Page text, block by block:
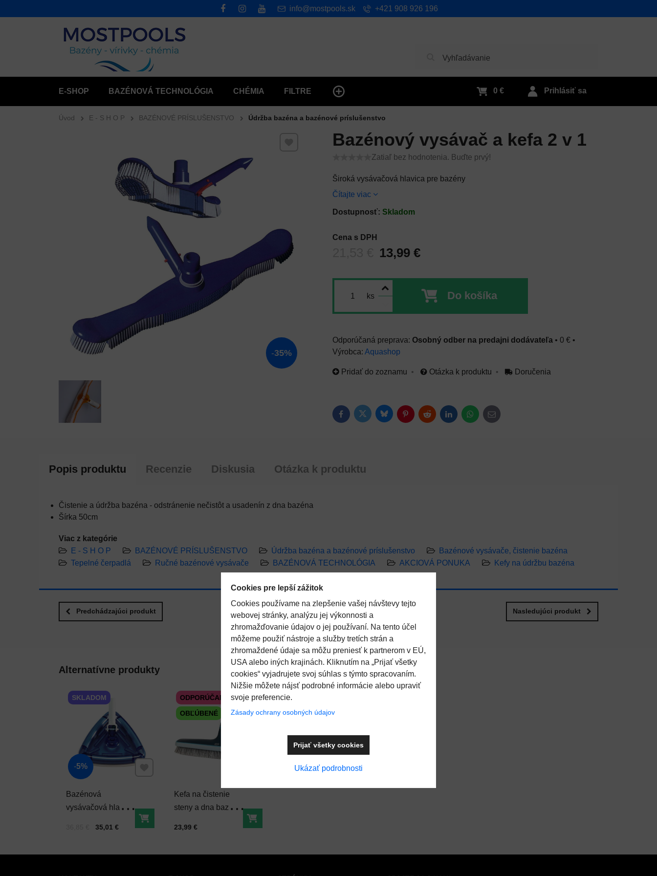
E-SHOP BAZÉNOVÁ TECHNOLÓGIA CHÉMIA FILTRE Prihlásiť sa
0 €
info@mostpools.sk +421 908 926 196
Úvod E - S H O P BAZÉNOVÉ PRÍSLUŠENSTVO Údržba bazéna a bazénové príslušenstvo
Bazénový vysávač a kefa 2 v 1
Široká vysávačová hlavica pre bazény
Čítajte viac
Zatiaľ bez hodnotenia. Buďte prvý!
35%
Pridať k Obľúbeným
Dostupnosť: Skladom
Cena s DPH
13,99 €
Pred zľavou:
ks Do košíka
Osobný odber na predajni dodávateľa• 0 € •
Výrobca: Aquashop
Pridať do zoznamu Otázka k produktu Doručenia
FacebookTwitterBlueskyPinterestRedditLinkedInWhatsApp
E-mail
Popis produktu Recenzie Diskusia Otázka k produktu
Čistenie a údržba bazéna - odstránenie nečistôt a usadenín z dna bazéna
Šírka 50cm
Viac z kategórie
E - S H O P
BAZÉNOVÉ PRÍSLUŠENSTVO Údržba bazéna a bazénové príslušenstvo
Bazénové vysávače, čistenie bazéna
Tepelné čerpadlá
Ručné bazénové vysávače BAZÉNOVÁ TECHNOLÓGIA AKCIOVÁ PONUKA Kefy na údržbu bazéna
Predchádzajúci produkt Nasledujúci produkt
Alternatívne produkty
Bazénová
vysávačová hlavica
Cena s DPH35,01 €
Pred zľavou: Do košíka
SKLADOM
5% Pridať k Obľúbeným
Kefa na čistenie
steny a dna bazéna,
Cena s DPH
23,99 € Do košíka
ODPORÚČAME
OBĽÚBENÉ
Pridať k Obľúbeným
Cookies pre lepší zážitok
Cookies používame na zlepšenie vašej návštevy tejto
webovej stránky, analýzu jej výkonnosti a
zhromažďovanie údajov o jej používaní. Na tento účel
môžeme použiť nástroje a služby tretích strán a
zhromaždené údaje sa môžu preniesť k partnerom v EÚ,
USA alebo iných krajinách. Kliknutím na „Prijať všetky
cookies“ vyjadrujete svoj súhlas s týmto spracovaním.
Nižšie môžete nájsť podrobné informácie alebo upraviť
svoje preferencie.
Zásady ochrany osobných údajov
Ukázať podrobnosti
Prijať všetky cookies